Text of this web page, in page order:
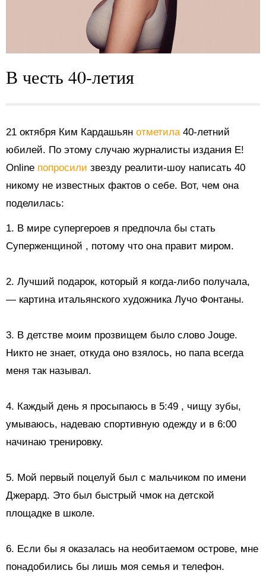
В честь 40-летия
21 октября Ким Кардашьян отметила 40-летний
юбилей. По этому случаю журналисты издания E!
Online попросили звезду реалити-шоу написать 40
никому не известных фактов о себе. Вот, чем она
поделилась:
1. В мире супергероев я предпочла бы стать
Суперженщиной , потому что она правит миром.
2. Лучший подарок, который я когда-либо получала,
— картина итальянского художника Лучо Фонтаны.
3. В детстве моим прозвищем было слово Jouge.
Никто не знает, откуда оно взялось, но папа всегда
меня так называл.
4. Каждый день я просыпаюсь в 5:49 , чищу зубы,
умываюсь, надеваю спортивную одежду и в 6:00
начинаю тренировку.
5. Мой первый поцелуй был с мальчиком по имени
Джерард. Это был быстрый чмок на детской
площадке в школе.
6. Если бы я оказалась на необитаемом острове, мне
понадобились бы лишь моя семья и телефон.